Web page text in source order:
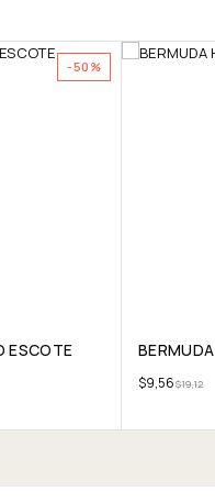
-50%
ESCOTE
$19,12
$9,56